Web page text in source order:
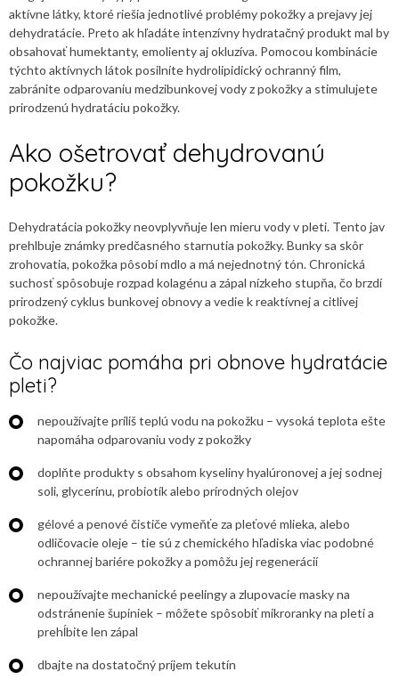
aktívne látky, ktoré riešia jednotlivé problémy pokožky a prejavy jej
dehydratácie. Preto ak hľadáte intenzívny hydratačný produkt mal by
obsahovať humektanty, emolienty aj okluzíva. Pomocou kombinácie
týchto aktívnych látok posilníte hydrolipidický ochranný film,
zabránite odparovaniu medzibunkovej vody z pokožky a stimulujete
prirodzenú hydratáciu pokožky.
Ako ošetrovať dehydrovanú
pokožku?
Dehydratácia pokožky neovplyvňuje len mieru vody v pleti. Tento jav
prehlbuje známky predčasného starnutia pokožky. Bunky sa skôr
zrohovatia, pokožka pôsobí mdlo a má nejednotný tón. Chronická
suchosť spôsobuje rozpad kolagénu a zápal nízkeho stupňa, čo brzdí
prirodzený cyklus bunkovej obnovy a vedie k reaktívnej a citlivej
pokožke.
Čo najviac pomáha pri obnove hydratácie
pleti?
nepoužívajte príliš teplú vodu na pokožku – vysoká teplota ešte
napomáha odparovaniu vody z pokožky
doplňte produkty s obsahom kyseliny hyalúronovej a jej sodnej
soli, glycerínu, probiotík alebo prírodných olejov
gélové a penové čističe vymeňťe za pleťové mlieka, alebo
odličovacie oleje – tie sú z chemického hľadiska viac podobné
ochrannej bariére pokožky a pomôžu jej regenerácií
nepoužívajte mechanické peelingy a zlupovacie masky na
odstránenie šupiniek – môžete spôsobiť mikroranky na pleti a
prehĺbite len zápal
dbajte na dostatočný príjem tekutín